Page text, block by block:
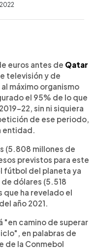
euros antes de Qatar
televisión y de
máximo organismo
el 95% de lo que
22, sin ni siquiera
de ese periodo,
entidad.
(5.808 millones de
previstos para este
fútbol del planeta ya
dólares (5.518
que ha revelado el
año 2021.
"en camino de superar
en palabras de
de la Conmebol